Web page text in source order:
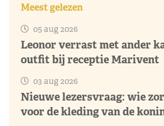
Meest gelezen
05 aug 2026
Leonor verrast met ander
outfit bij receptie Marivent
03 aug 2026
Nieuwe lezersvraag: wie
voor de kleding van de